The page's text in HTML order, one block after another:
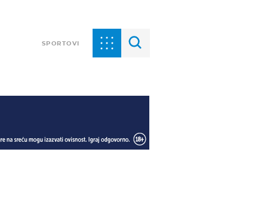
SPORTOVI